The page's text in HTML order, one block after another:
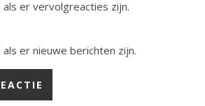
er vervolgreacties zijn.
er nieuwe berichten zijn.